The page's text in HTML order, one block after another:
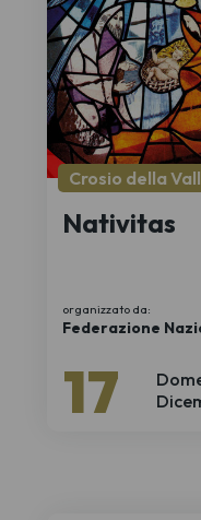
17
Crosio della
Nativitas
organizzato da:
Federazione